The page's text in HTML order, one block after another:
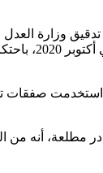
وزارة العدل
ترامب،
صفقات
مطلعة، أنه من